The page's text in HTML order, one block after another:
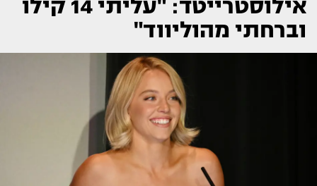
אילוסטרייטד: "עליתי 14 קילו
וברחתי מהוליווד"